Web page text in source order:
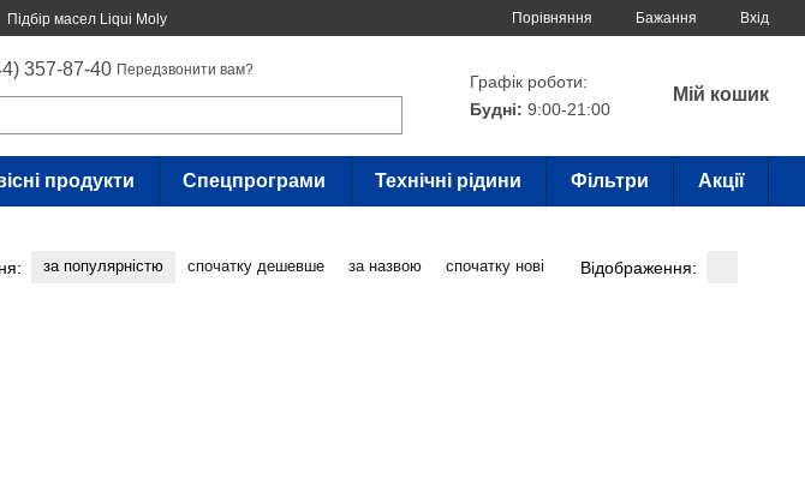
Підбір масел Liqui Moly Порівняння Бажання Вхід
357-87-40 Передзвонити вам?
Графік роботи:
Будні: 9:00-21:00
Мій кошик
продукти Спецпрограми Технічні рідини Фільтри Акції
за популярністю спочатку дешевше за назвою спочатку нові Відображення: